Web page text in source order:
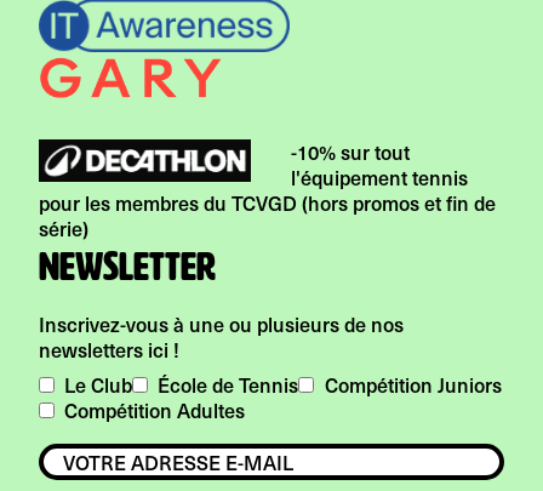
-10% sur tout
l'équipement tennis
pour les membres du TCVGD (hors promos et fin de
série)
Newsletter
Inscrivez-vous à une ou plusieurs de nos
newsletters ici !
Le Club
École de Tennis
Compétition Juniors
Compétition Adultes